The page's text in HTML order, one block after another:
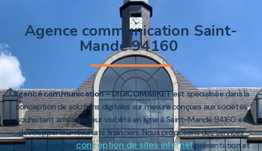
Agence communication Saint-
Mandé 94160
Agence communication – DIGICOMARKETest spécialisée dans la
conception de solutions digitales sur mesure conçues aux sociétés
souhaitant améliorer leur visibilité en ligne à Saint-Mandé 94160 et
développer leur résultats financiers. Nous proposons des services
variées, incluant la conception de sites internetprésentation et